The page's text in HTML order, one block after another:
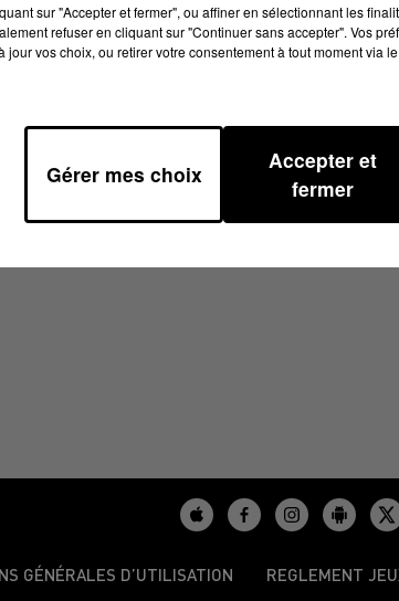
10H39
GÉNÉRALES D’UTILISATION REGLEMENT
sur "Accepter et fermer", ou affiner en sélectionnant les
refuser en cliquant sur "Continuer sans accepter". Vos
jour vos choix, ou retirer votre consentement à tout moment via
Gérer mes choix
Accepter et
fermer